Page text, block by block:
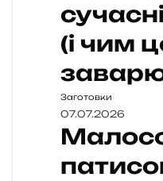
(і чим
Заготовки
07.07.2026